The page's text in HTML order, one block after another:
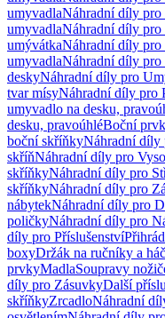
umyvadlaNáhradní díly pro
umyvadlaNáhradní díly pro
umývátkaNáhradní díly pro
umyvadlaNáhradní díly pro
deskyNáhradní díly pro
tvar mísyNáhradní díly pro
umyvadlo na desku,
desku, pravoúhléBoční
boční skříňkyNáhradní díly
skříňNáhradní díly pro
skříňkyNáhradní díly pro
skříňkyNáhradní díly pro
nábytekNáhradní díly pro
poličkyNáhradní díly pro
díly pro Příslušenství
boxyDržák na ručníky a
prvkyMadlaSoupravy
díly pro ZásuvkyDalší
skříňkyZrcadloNáhradní